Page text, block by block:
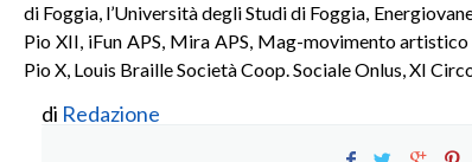
di Foggia, l’Università degli Studi di Foggia,
Pio XII, iFun APS, Mira APS, Mag-movimento
Pio X, Louis Braille Società Coop. Sociale Onlus, XI
di Redazione